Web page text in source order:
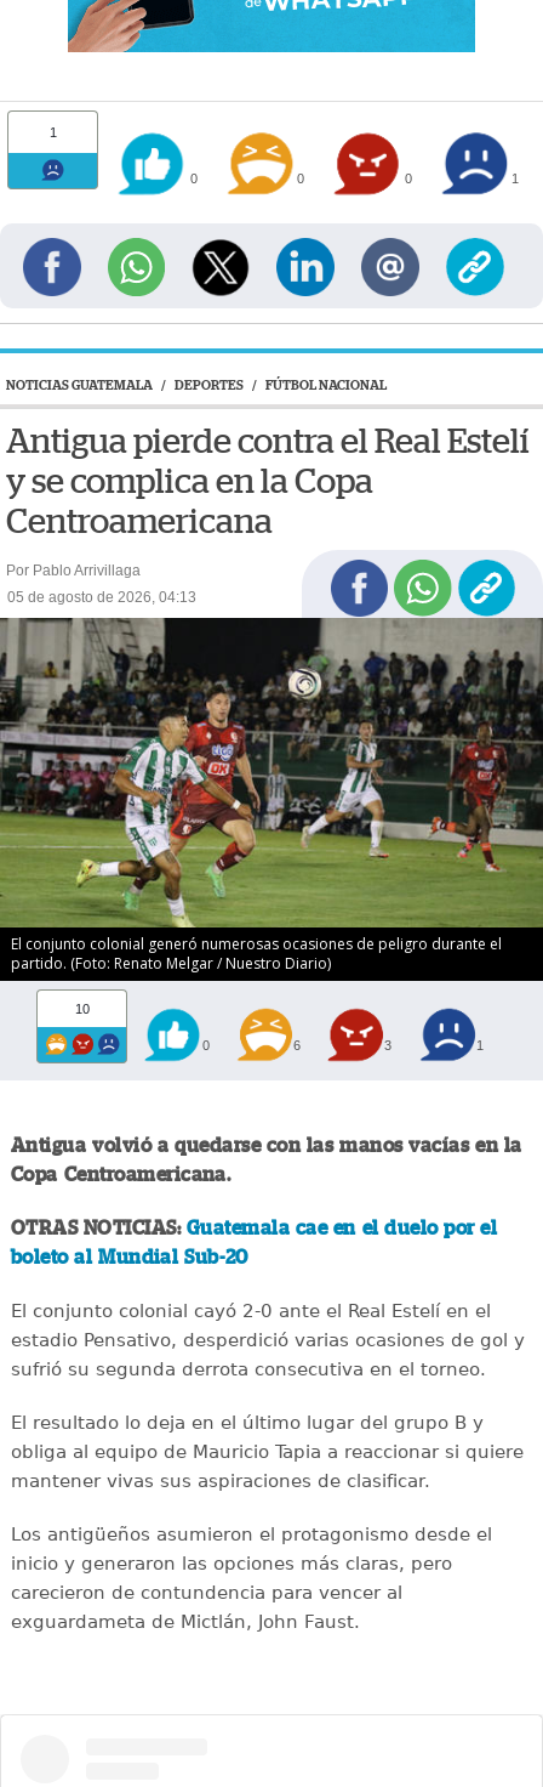
1
0 0 0 1
NOTICIAS GUATEMALA / DEPORTES / FÚTBOL NACIONAL
Antigua pierde contra el Real Estelí
y se complica en la Copa
Centroamericana
Por Pablo Arrivillaga
05 de agosto de 2026, 04:13
El conjunto colonial generó numerosas ocasiones de peligro durante el
partido. (Foto: Renato Melgar / Nuestro Diario)
10
0 6 3 1
Antigua volvió a quedarse con las manos vacías en la
Copa Centroamericana.
OTRAS NOTICIAS: Guatemala cae en el duelo por el
boleto al Mundial Sub-20
El conjunto colonial cayó 2-0 ante el Real Estelí en el
estadio Pensativo, desperdició varias ocasiones de gol y
sufrió su segunda derrota consecutiva en el torneo.
El resultado lo deja en el último lugar del grupo B y
obliga al equipo de Mauricio Tapia a reaccionar si quiere
mantener vivas sus aspiraciones de clasificar.
Los antigüeños asumieron el protagonismo desde el
inicio y generaron las opciones más claras, pero
carecieron de contundencia para vencer al
exguardameta de Mictlán, John Faust.